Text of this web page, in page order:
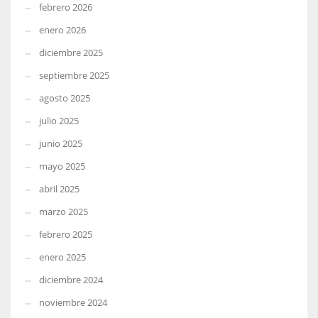
febrero 2026
enero 2026
diciembre 2025
septiembre 2025
agosto 2025
julio 2025
junio 2025
mayo 2025
abril 2025
marzo 2025
febrero 2025
enero 2025
diciembre 2024
noviembre 2024